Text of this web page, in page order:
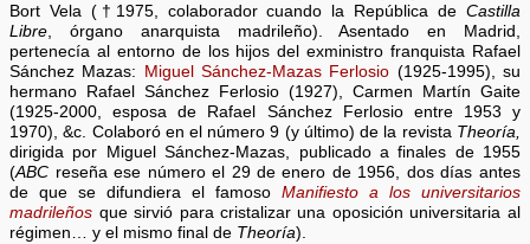
Bort Vela (†1975, colaborador cuando la República de Castilla
Libre, órgano anarquista madrileño). Asentado en Madrid,
pertenecía al entorno de los hijos del exministro franquista Rafael
Sánchez Mazas:
Miguel Sánchez-Mazas Ferlosio (1925-1995), su
hermano Rafael Sánchez Ferlosio (1927), Carmen Martín Gaite
(1925-2000, esposa de Rafael Sánchez Ferlosio entre 1953 y
1970), &c. Colaboró en el número 9 (y último) de la revista Theoría,
dirigida por Miguel Sánchez-Mazas, publicado a finales de 1955
(ABC reseña ese número el 29 de enero de 1956, dos días antes
de que se difundiera el famoso Manifiesto a los universitarios
madrileños que sirvió para cristalizar una oposición universitaria al
régimen… y el mismo final de Theoría).